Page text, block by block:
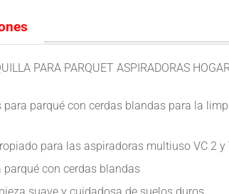
PARA PARQUET ASPIRADORAS
para parqué con cerdas blandas para la
para las aspiradoras multiuso VC 2 y
parqué con cerdas blandas
suave y cuidadosa de suelos duros.